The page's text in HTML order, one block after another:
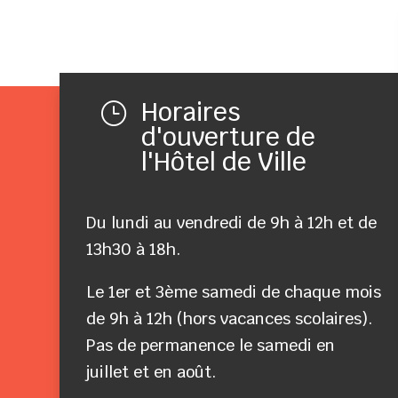
} Horaires
d'ouverture de
l'Hôtel de Ville
Du lundi au vendredi de 9h à 12h et de
13h30 à 18h.
Le 1er et 3ème samedi de chaque mois
de 9h à 12h (hors vacances scolaires).
Pas de permanence le samedi en
juillet et en août.